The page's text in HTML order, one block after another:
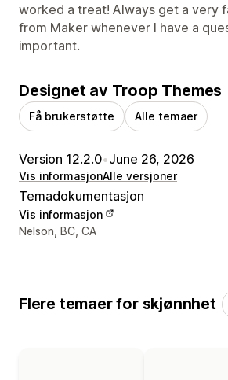
worked a treat! Always get a very
from Maker whenever I have a
important.
Designet av Troop Themes
Få brukerstøtte Alle temaer
Version 12.2.0•June 26, 2026
Vis informasjonAlle versjoner
Temadokumentasjon
Vis informasjon
Designerens kontaktinfo
Nelson, BC, CA
Flere temaer for skjønnhet